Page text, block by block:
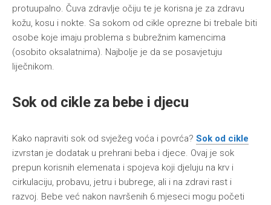
protuupalno. Čuva zdravlje očiju te je korisna je za zdravu
kožu, kosu i nokte. Sa sokom od cikle oprezne bi trebale biti
osobe koje imaju problema s bubrežnim kamencima
(osobito oksalatnima). Najbolje je da se posavjetuju
liječnikom.
Sok od cikle za bebe i djecu
Kako napraviti sok od svježeg voća i povrća? Sok od cikle
izvrstan je dodatak u prehrani beba i djece. Ovaj je sok
prepun korisnih elemenata i spojeva koji djeluju na krv i
cirkulaciju, probavu, jetru i bubrege, ali i na zdravi rast i
razvoj. Bebe već nakon navršenih 6.mjeseci mogu početi